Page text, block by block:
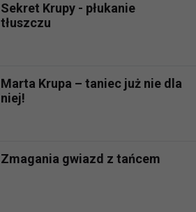
Sekret Krupy - płukanie
tłuszczu
Marta Krupa – taniec już nie dla
niej!
Zmagania gwiazd z tańcem